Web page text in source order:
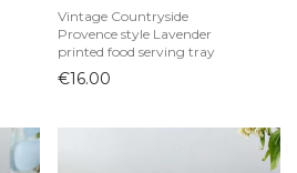
Vintage Countryside
Provence style Lavender
printed food serving tray
€16.00